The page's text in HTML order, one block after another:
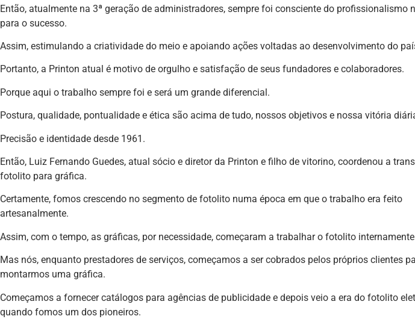
Então, atualmente na 3ª geração de administradores, sempre foi consciente do profissionalismo
para o sucesso.
Assim, estimulando a criatividade do meio e apoiando ações voltadas ao desenvolvimento do
Portanto, a Printon atual é motivo de orgulho e satisfação de seus fundadores e colaboradores.
Porque aqui o trabalho sempre foi e será um grande diferencial.
Postura, qualidade, pontualidade e ética são acima de tudo, nossos objetivos e nossa vitória
Precisão e identidade desde 1961.
Então, Luiz Fernando Guedes, atual sócio e diretor da Printon e filho de vitorino, coordenou a
fotolito para gráfica.
Certamente, fomos crescendo no segmento de fotolito numa época em que o trabalho era feito
artesanalmente.
Assim, com o tempo, as gráficas, por necessidade, começaram a trabalhar o fotolito
Mas nós, enquanto prestadores de serviços, começamos a ser cobrados pelos próprios clientes
montarmos uma gráfica.
Começamos a fornecer catálogos para agências de publicidade e depois veio a era do fotolito
quando fomos um dos pioneiros.